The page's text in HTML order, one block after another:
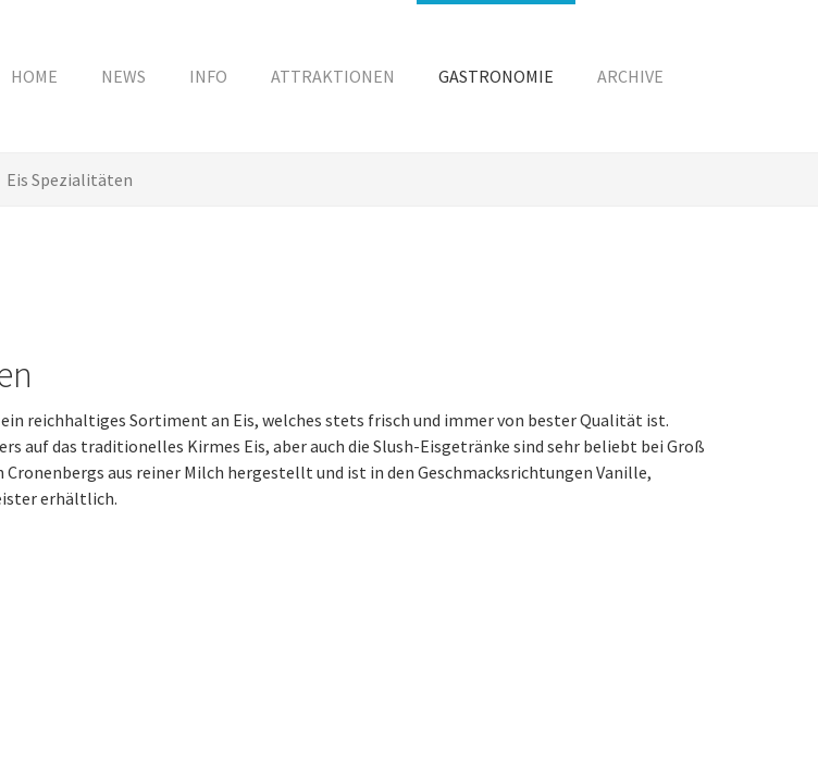
HOME NEWS INFO ATTRAKTIONEN GASTRONOMIE ARCHIVE
Eis Spezialitäten
reichhaltiges Sortiment an Eis, welches stets frisch und immer von bester Qualität ist.
auf das traditionelles Kirmes Eis, aber auch die Slush-Eisgetränke sind sehr beliebt bei Groß
Cronenbergs aus reiner Milch hergestellt und ist in den Geschmacksrichtungen Vanille,
erhältlich.